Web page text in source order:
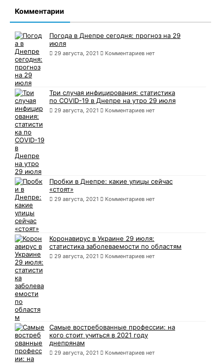
Комментарии
Погода в Днепре сегодня: прогноз на 29
июля
29 августа, 2021 Комментариев нет
Три случая инфицирования: статистика
по COVID-19 в Днепре на утро 29 июля
29 августа, 2021 Комментариев нет
Пробки в Днепре: какие улицы сейчас
«стоят»
29 августа, 2021 Комментариев нет
Коронавирус в Украине 29 июля:
статистика заболеваемости по областям
29 августа, 2021 Комментариев нет
Самые востребованные профессии: на
кого стоит учиться в 2021 году
днепрянам
29 августа, 2021 Комментариев нет